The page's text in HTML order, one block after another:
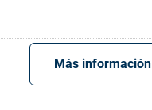
Más información